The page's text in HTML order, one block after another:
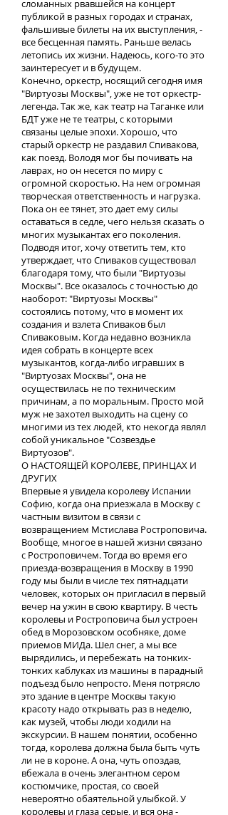
сломанных рвавшейся на концерт
публикой в разных городах и странах,
фальшивые билеты на их выступления, -
все бесценная память. Раньше велась
летопись их жизни. Надеюсь, кого-то это
заинтересует и в будущем.
Конечно, оркестр, носящий сегодня имя
"Виртуозы Москвы", уже не тот оркестр-
легенда. Так же, как театр на Таганке или
БДТ уже не те театры, с которыми
связаны целые эпохи. Хорошо, что
старый оркестр не раздавил Спивакова,
как поезд. Володя мог бы почивать на
лаврах, но он несется по миру с
огромной скоростью. На нем огромная
творческая ответственность и нагрузка.
Пока он ее тянет, это дает ему силы
оставаться в седле, чего нельзя сказать о
многих музыкантах его поколения.
Подводя итог, хочу ответить тем, кто
утверждает, что Спиваков существовал
благодаря тому, что были "Виртуозы
Москвы". Все оказалось с точностью до
наоборот: "Виртуозы Москвы"
состоялись потому, что в момент их
создания и взлета Спиваков был
Спиваковым. Когда недавно возникла
идея собрать в концерте всех
музыкантов, когда-либо игравших в
"Виртуозах Москвы", она не
осуществилась не по техническим
причинам, а по моральным. Просто мой
муж не захотел выходить на сцену со
многими из тех людей, кто некогда являл
собой уникальное "Созвездье
Виртуозов".
О НАСТОЯЩЕЙ КОРОЛЕВЕ, ПРИНЦАХ И
ДРУГИХ
Впервые я увидела королеву Испании
Софию, когда она приезжала в Москву с
частным визитом в связи с
возвращением Мстислава Ростроповича.
Вообще, многое в нашей жизни связано
с Ростроповичем. Тогда во время его
приезда-возвращения в Москву в 1990
году мы были в числе тех пятнадцати
человек, которых он пригласил в первый
вечер на ужин в свою квартиру. В честь
королевы и Ростроповича был устроен
обед в Морозовском особняке, доме
приемов МИДа. Шел снег, а мы все
вырядились, и перебежать на тонких-
тонких каблуках из машины в парадный
подъезд было непросто. Меня потрясло
это здание в центре Москвы такую
красоту надо открывать раз в неделю,
как музей, чтобы люди ходили на
экскурсии. В нашем понятии, особенно
тогда, королева должна была быть чуть
ли не в короне. А она, чуть опоздав,
вбежала в очень элегантном сером
костюмчике, простая, со своей
невероятно обаятельной улыбкой. У
королевы и глаза серые, и вся она -